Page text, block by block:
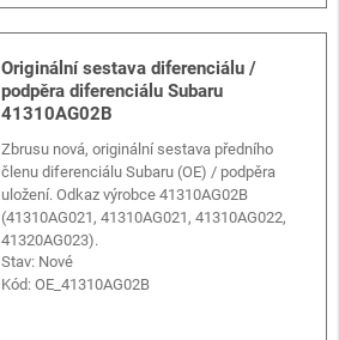
Originální sestava diferenciálu /
podpěra diferenciálu Subaru
41310AG02B
Zbrusu nová, originální sestava předního
členu diferenciálu Subaru (OE) / podpěra
uložení. Odkaz výrobce 41310AG02B
(41310AG021, 41310AG021, 41310AG022,
41320AG023).
Stav: Nové
Kód:OE_41310AG02B